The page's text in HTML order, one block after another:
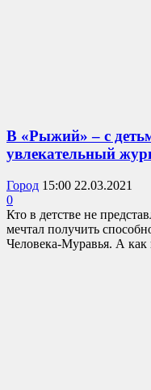
В «Рыжий» – с
увлекательный
Город 15:00 22.03.2021
0
Кто в детстве не
мечтал получить
Человека-Муравья. А как